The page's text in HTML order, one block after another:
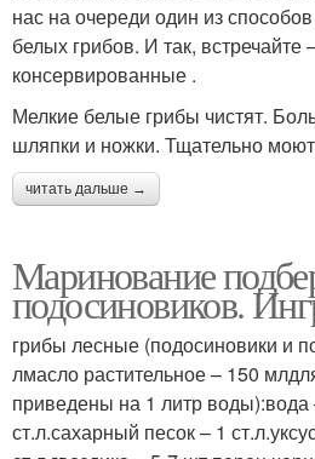
нас на очереди один из
белых грибов. И так,
консервированные .
Мелкие белые грибы чистят.
шляпки и ножки. Тщательно
читать дальше →
Маринование
подосиновиков.
грибы лесные (подосиновики и
лмасло растительное – 150
приведены на 1 литр воды):вода
ст.л.сахарный песок – 1